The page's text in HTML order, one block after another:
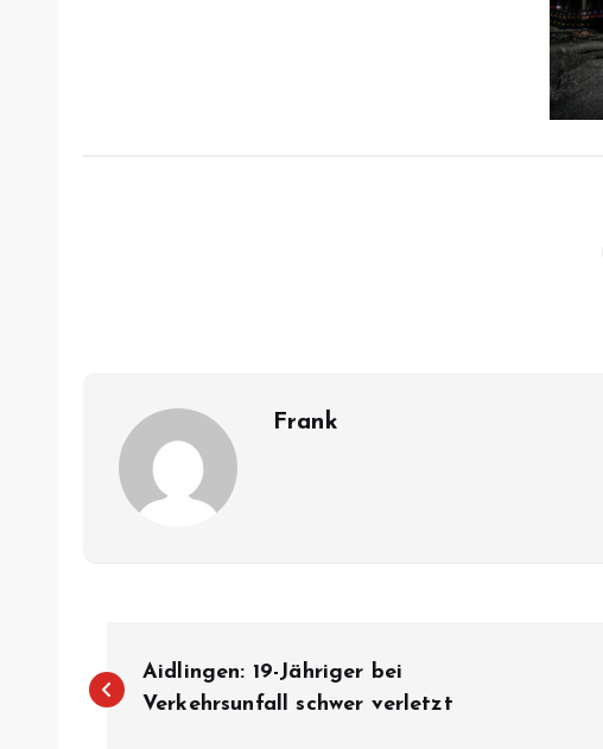
Frank
e
Aidlingen: 19-Jähriger bei
Verkehrsunfall schwer verletzt